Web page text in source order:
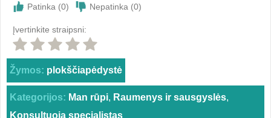
Patinka (0) Nepatinka (0)
Įvertinkite straipsni:
Žymos: plokščiapėdystė
Kategorijos: Man rūpi, Raumenys ir sausgyslės,
Konsultuoja specialistas